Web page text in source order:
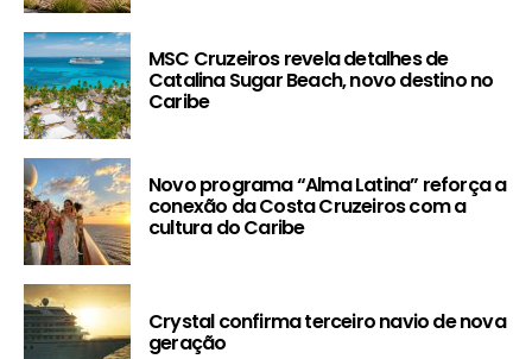
MSC Cruzeiros revela detalhes de
Catalina Sugar Beach, novo destino no
Caribe
Novo programa “Alma Latina” reforça a
conexão da Costa Cruzeiros com a
cultura do Caribe
Crystal confirma terceiro navio de nova
geração